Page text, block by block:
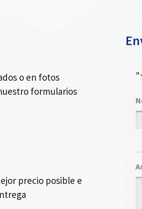
o en fotos
formularios
precio posible e
"*